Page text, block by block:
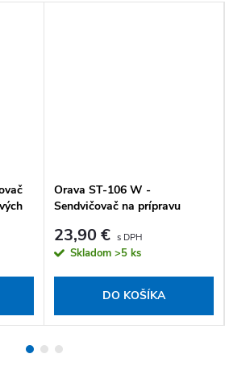
Orava ST-106 W -
Sendvičovač na prípravu
23,90 €
Skladom >5 ks
DO KOŠÍKA